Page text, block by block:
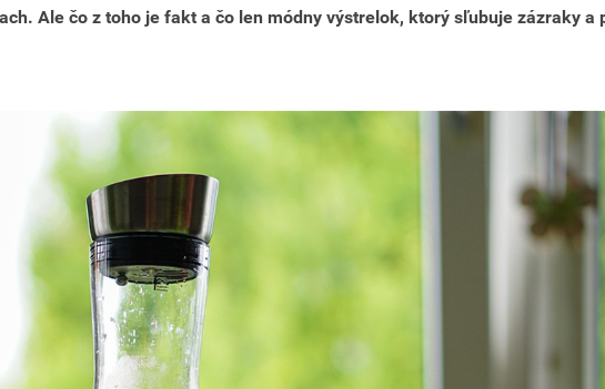
Ale čo z toho je fakt a čo len módny výstrelok, ktorý sľubuje zázraky a